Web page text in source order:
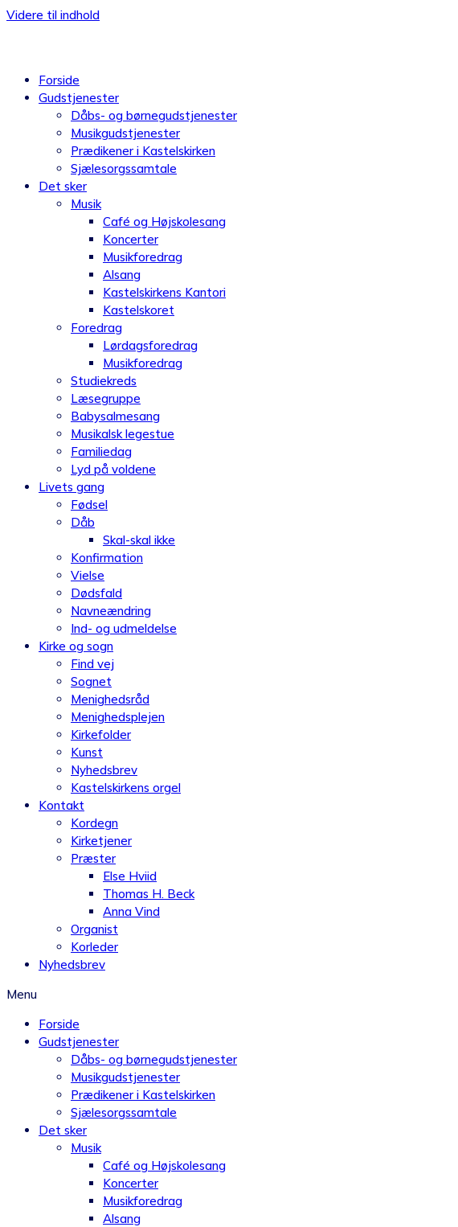
Videre til indhold
Forside
Gudstjenester
Dåbs- og børnegudstjenester
Musikgudstjenester
Prædikener i Kastelskirken
Sjælesorgssamtale
Det sker
Musik
Café og Højskolesang
Koncerter
Musikforedrag
Alsang
Kastelskirkens Kantori
Kastelskoret
Foredrag
Lørdagsforedrag
Musikforedrag
Studiekreds
Læsegruppe
Babysalmesang
Musikalsk legestue
Familiedag
Lyd på voldene
Livets gang
Fødsel
Dåb
Skal-skal ikke
Konfirmation
Vielse
Dødsfald
Navneændring
Ind- og udmeldelse
Kirke og sogn
Find vej
Sognet
Menighedsråd
Menighedsplejen
Kirkefolder
Kunst
Nyhedsbrev
Kastelskirkens orgel
Kontakt
Kordegn
Kirketjener
Præster
Else Hviid
Thomas H. Beck
Anna Vind
Organist
Korleder
Nyhedsbrev
Menu
Forside
Gudstjenester
Dåbs- og børnegudstjenester
Musikgudstjenester
Prædikener i Kastelskirken
Sjælesorgssamtale
Det sker
Musik
Café og Højskolesang
Koncerter
Musikforedrag
Alsang